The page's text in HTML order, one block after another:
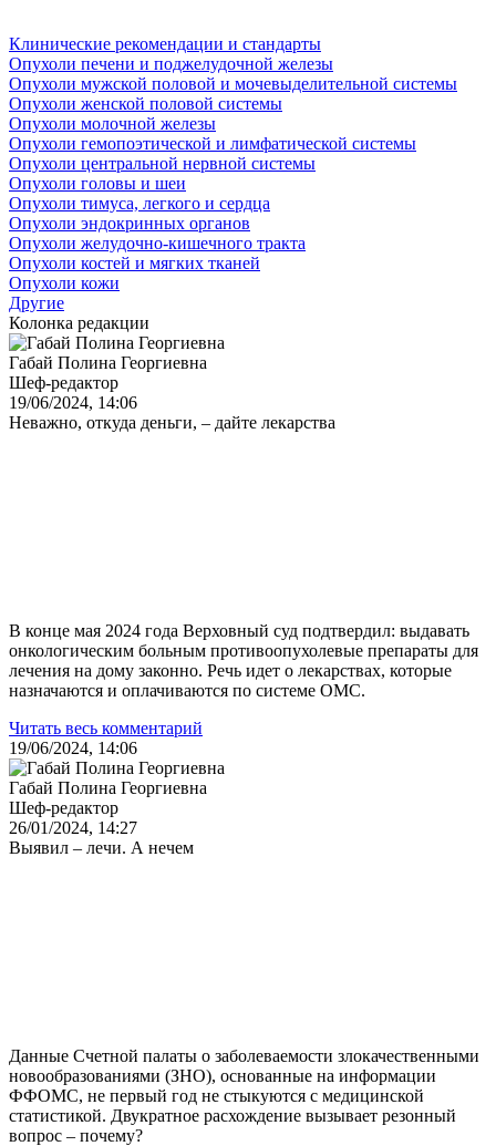
Клинические рекомендации и стандарты
Опухоли печени и поджелудочной железы
Опухоли мужской половой и мочевыделительной системы
Опухоли женской половой системы
Опухоли молочной железы
Опухоли гемопоэтической и лимфатической системы
Опухоли центральной нервной системы
Опухоли головы и шеи
Опухоли тимуса, легкого и сердца
Опухоли эндокринных органов
Опухоли желудочно-кишечного тракта
Опухоли костей и мягких тканей
Опухоли кожи
Другие
Колонка редакции
Габай Полина Георгиевна
Шеф-редактор
19/06/2024, 14:06
Неважно, откуда деньги, – дайте лекарства
В конце мая 2024 года Верховный суд подтвердил: выдавать
онкологическим больным противоопухолевые препараты для
лечения на дому законно. Речь идет о лекарствах, которые
назначаются и оплачиваются по системе ОМС.
Читать весь комментарий
19/06/2024, 14:06
Габай Полина Георгиевна
Шеф-редактор
26/01/2024, 14:27
Выявил – лечи. А нечем
Данные Счетной палаты о заболеваемости злокачественными
новообразованиями (ЗНО), основанные на информации
ФФОМС, не первый год не стыкуются с медицинской
статистикой. Двукратное расхождение вызывает резонный
вопрос – почему?